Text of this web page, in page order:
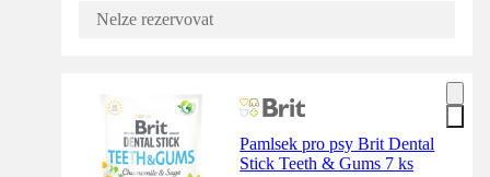
Nelze rezervovat
Pamlsek pro psy Brit Dental
Stick Teeth & Gums 7 ks